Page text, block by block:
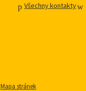
Všechny kontakty
Mapa stránek